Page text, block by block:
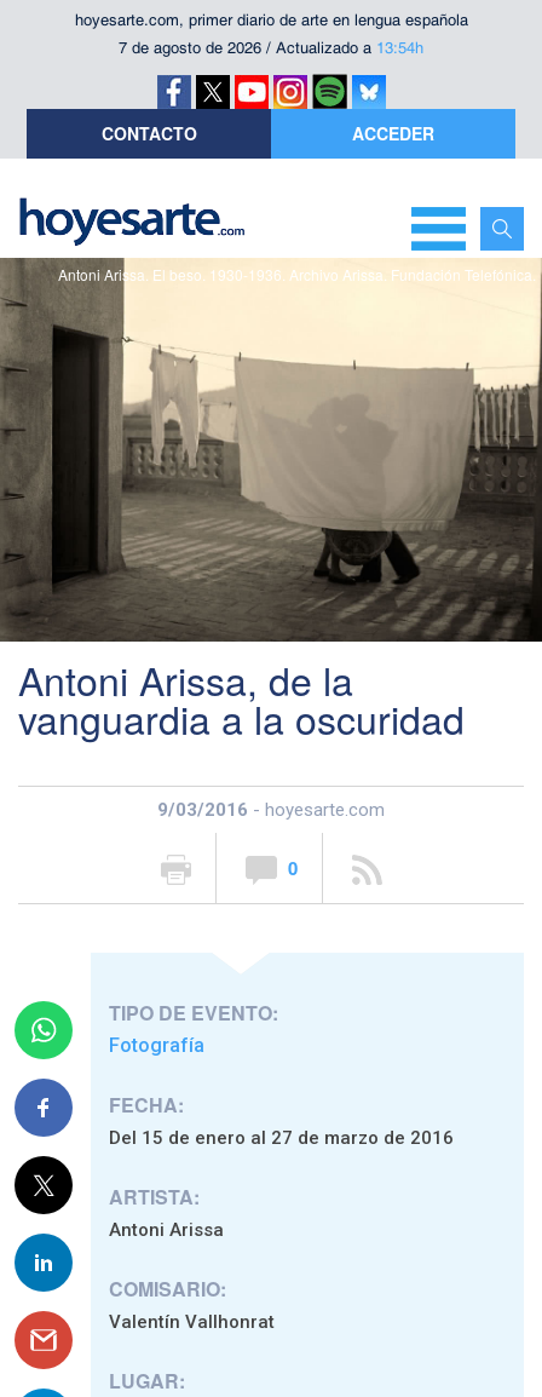
hoyesarte.com, primer diario de arte en lengua española
7 de agosto de 2026 / Actualizado a 13:54h
CONTACTO ACCEDER
Antoni Arissa. El beso. 1930-1936. Archivo Arissa. Fundación Telefónica.
Antoni Arissa, de la
vanguardia a la oscuridad
9/03/2016 - hoyesarte.com
0
TIPO DE EVENTO:
Fotografía
FECHA:
Del 15 de enero al 27 de marzo de 2016
ARTISTA:
Antoni Arissa
COMISARIO:
Valentín Vallhonrat
LUGAR: